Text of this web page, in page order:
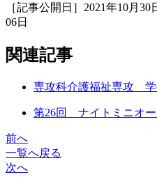
［記事公開日］2021年10月
06日
関連記事
専攻科介護福祉専攻 学
第26回 ナイトミニオー
前へ
一覧へ戻る
次へ